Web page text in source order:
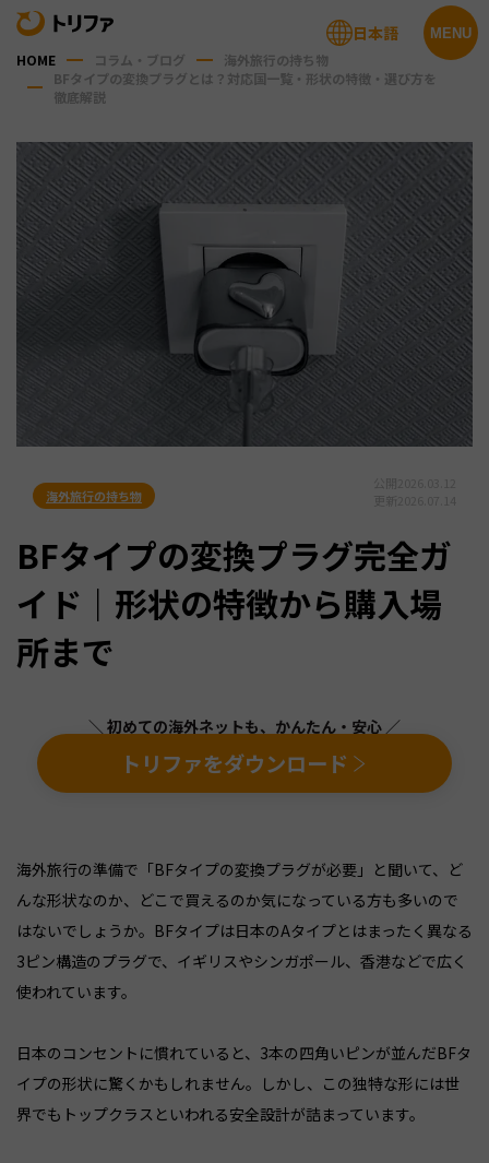
MENU
日本語
HOME コラム・ブログ
海外旅行の持ち物
BFタイプの変換プラグとは？対応国一覧・形状の特徴・選び方を
徹底解説
海外旅行の持ち物
BFタイプの変換プラグ完全ガ
イド｜形状の特徴から購入場
所まで
＼ 初めての海外ネットも、かんたん・安心 ／
トリファをダウンロード
海外旅行の準備で「BFタイプの変換プラグが必要」と聞いて、ど
んな形状なのか、どこで買えるのか気になっている方も多いので
はないでしょうか。BFタイプは日本のAタイプとはまったく異なる
3ピン構造のプラグで、イギリスやシンガポール、香港などで広く
使われています。
日本のコンセントに慣れていると、3本の四角いピンが並んだBFタ
イプの形状に驚くかもしれません。しかし、この独特な形には世
界でもトップクラスといわれる安全設計が詰まっています。